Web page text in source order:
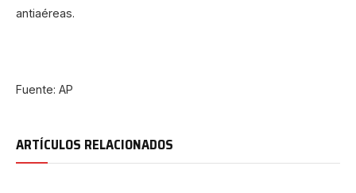
antiaéreas.
Fuente: AP
ARTÍCULOS RELACIONADOS